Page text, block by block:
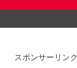
スポンサーリンク